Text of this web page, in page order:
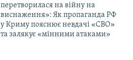
перетворилася на війну на
виснаження»: Як пропаганда РФ
у Криму пояснює невдачі «СВО»
та залякує «мінними атаками»